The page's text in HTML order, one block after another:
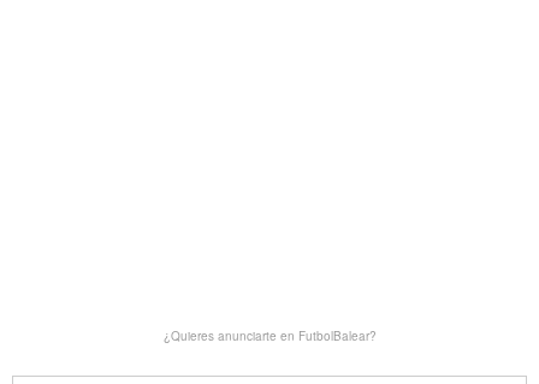
¿Quieres anunciarte en FutbolBalear?